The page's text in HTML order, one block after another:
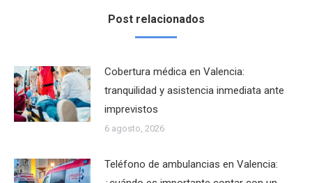
Post relacionados
Cobertura médica en Valencia:
tranquilidad y asistencia inmediata ante
imprevistos
6 agosto, 2026
Teléfono de ambulancias en Valencia: